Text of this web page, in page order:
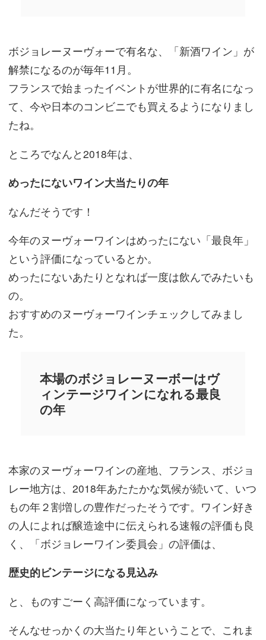
ボジョレーヌーヴォーで有名な、「新酒ワイン」が
解禁になるのが毎年11月。
フランスで始まったイベントが世界的に有名になっ
て、今や日本のコンビニでも買えるようになりまし
たね。
ところでなんと2018年は、
めったにないワイン大当たりの年
なんだそうです！
今年のヌーヴォーワインはめったにない「最良年」
という評価になっているとか。
めったにないあたりとなれば一度は飲んでみたいも
の。
おすすめのヌーヴォーワインチェックしてみまし
た。
本場のボジョレーヌーボーはヴ
ィンテージワインになれる最良
の年
本家のヌーヴォーワインの産地、フランス、ボジョ
レー地方は、2018年あたたかな気候が続いて、いつ
もの年２割増しの豊作だったそうです。ワイン好き
の人によれば醸造途中に伝えられる速報の評価も良
く、「ボジョレーワイン委員会」の評価は、
歴史的ビンテージになる見込み
と、ものすごーく高評価になっています。
そんなせっかくの大当たり年ということで、これま